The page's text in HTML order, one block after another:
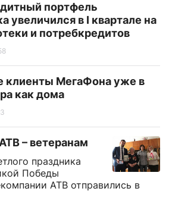
портфель
увеличился в I квартале на
и потребкредитов
клиенты МегаФона уже в
как дома
– ветеранам
праздника
Победы
АТВ отправились в